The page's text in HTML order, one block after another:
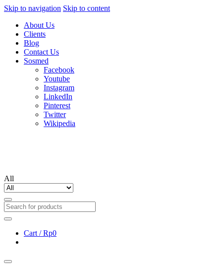
Skip to navigation Skip to content
About Us
Clients
Blog
Contact Us
Sosmed
Facebook
Youtube
Instagram
LinkedIn
Pinterest
Twitter
Wikipedia
All
Cart /Rp0